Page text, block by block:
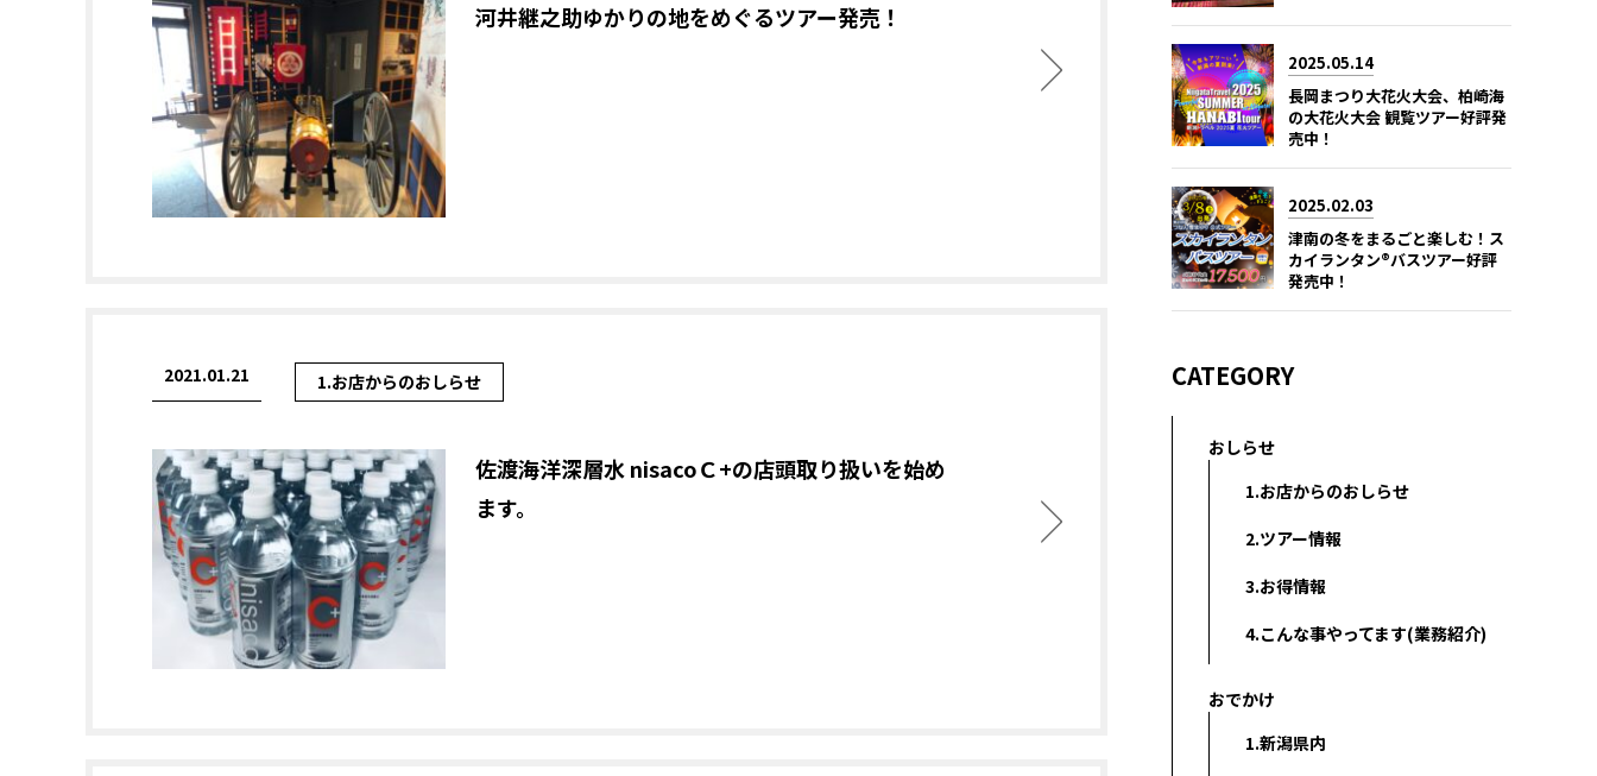
河井継之助ゆかりの地をめぐるツアー発売！
2021.01.21 1.お店からのおしらせ
佐渡海洋深層水 nisacoＣ+の店頭取り扱いを始め
ます。
2025.05.14
長岡まつり大花火大会、柏崎海
の大花火大会 観覧ツアー好評発
売中！
2025.02.03
津南の冬をまるごと楽しむ！ス
カイランタン®バスツアー好評
発売中！
CATEGORY
おしらせ
1.お店からのおしらせ
2.ツアー情報
3.お得情報
4.こんな事やってます(業務紹介)
おでかけ
1.新潟県内